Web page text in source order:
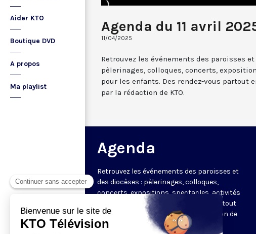
Aider KTO
Boutique DVD
A propos
Ma playlist
Agenda du 11 avril
11/04/2025
Retrouvez les événements des paroisses
pèlerinages, colloques, concerts,
pour les enfants. Des rendez-vous partout
par la rédaction de KTO.
Agenda
Retrouvez les événements des paroisses et
des diocèses : pèlerinages, colloques,
concerts, expositions, spectacles, activités
pour les enfants. Des rendez-vous partout
en France sélectionnés par la rédaction de
KTO.